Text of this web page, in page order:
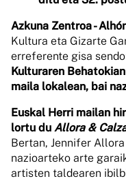
Azkuna Zentroa -
Kultura eta Gizarte
erreferente gisa
Kulturaren
maila lokalean, bai
Euskal Herri mailan
lortu du Allora &
Bertan, Jennifer
nazioarteko arte
artisten taldearen